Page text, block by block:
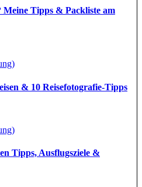
Tipps & Packliste am
& 10 Reisefotografie-Tipps
Tipps, Ausflugsziele &